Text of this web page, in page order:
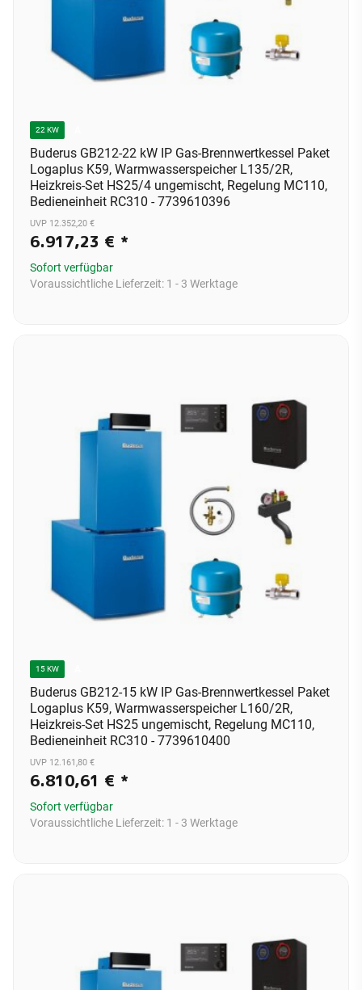
22 KW
Buderus GB212-22 kW IP Gas-Brennwertkessel Paket
Logaplus K59, Warmwasserspeicher L135/2R,
Heizkreis-Set HS25/4 ungemischt, Regelung MC110,
Bedieneinheit RC310 - 7739610396
UVP 12.352,20 €
6.917,23 € *
Sofort verfügbar
Voraussichtliche Lieferzeit: 1 - 3 Werktage
15 KW
Buderus GB212-15 kW IP Gas-Brennwertkessel Paket
Logaplus K59, Warmwasserspeicher L160/2R,
Heizkreis-Set HS25 ungemischt, Regelung MC110,
Bedieneinheit RC310 - 7739610400
UVP 12.161,80 €
6.810,61 € *
Sofort verfügbar
Voraussichtliche Lieferzeit: 1 - 3 Werktage